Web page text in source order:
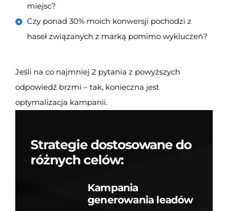
miejsc?
Czy ponad 30% moich konwersji pochodzi z
haseł związanych z marką pomimo wykluczeń?
Jeśli na co najmniej 2 pytania z powyższych
odpowiedź brzmi – tak, konieczna jest
optymalizacja kampanii.
Strategie dostosowane do
różnych celów:
Kampania
generowania leadów